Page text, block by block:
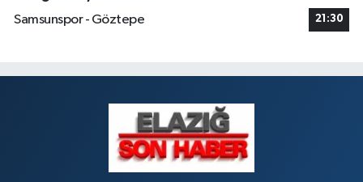
Samsunspor - Göztepe
21:30